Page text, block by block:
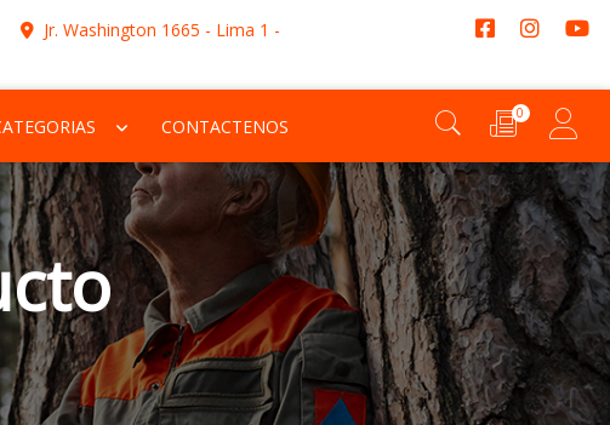
Jr. Washington 1665 - Lima 1 -
CONTACTENOS
0